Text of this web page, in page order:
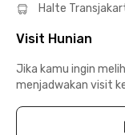
Halte
Visit Hunian
Jika kamu ingin
menjadwakan visit